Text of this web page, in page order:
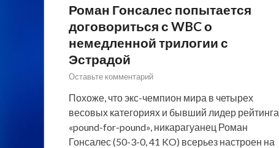
Роман Гонсалес попытается
договориться с WBC о
немедленной трилогии с
Эстрадой
Оставьте комментарий
Похоже, что экс-чемпион мира в четырех
весовых категориях и бывший лидер рейтинга
«pound-for-pound», никарагуанец Роман
Гонсалес (50-3-0, 41 KO) всерьез настроен на